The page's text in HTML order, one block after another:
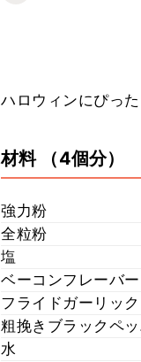
ハロウィンにぴっ
材料 （4個分）
強力粉
全粒粉
塩
ベーコンフレーバ
フライドガーリック
粗挽きブラックペ
水